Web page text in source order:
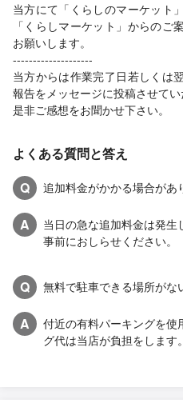
当方にて「くらしのマーケット
「くらしマーケット」からのご
お願いします。
--------------------
当方からは作業完了日若しくは
報告をメッセージに投稿させてい
是非ご感想をお聞かせ下さい。
よくある質問と答え
Q
追加料金がかかる場合があ
A
当日の急な追加料金は発
事前におしらせください。
Q 無料で駐車できる場所がな
A
付近の有料パーキングを使
グ代は当店が負担をします。